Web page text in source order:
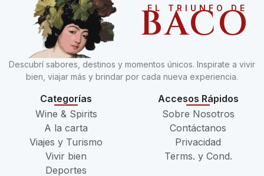
EL TRIUNFO DE
BACO
Descubrí sabores, destinos y momentos únicos. Inspirate a vivir
bien, viajar más y brindar por cada nueva experiencia.
Categorías
Wine & Spirits
A la carta
Viajes y Turismo
Vivir bien
Deportes
Accesos Rápidos
Sobre Nosotros
Contáctanos
Privacidad
Terms. y Cond.